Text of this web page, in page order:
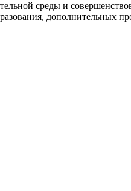
среды и
дополнительных